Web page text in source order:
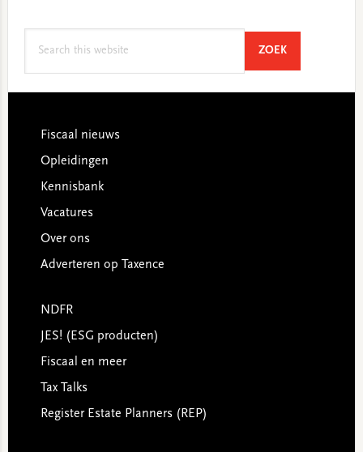
ZOEKSEARCH
Footer
Fiscaal nieuws
Opleidingen
Kennisbank
Vacatures
Over ons
Adverteren op Taxence
NDFR
JES! (ESG producten)
Fiscaal en meer
Tax Talks
Register Estate Planners (REP)